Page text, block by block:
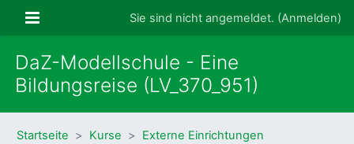
Website-ÜbersichtSie sind nicht angemeldet. (Anmelden)
DaZ-Modellschule - Eine
Bildungsreise (LV_370_951)
Startseite Kurse
Externe Einrichtungen